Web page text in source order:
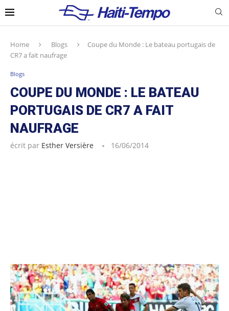
Home Blogs
Coupe du Monde : Le bateau portugais de
CR7 a fait naufrage
Blogs
COUPE DU MONDE : LE BATEAU
PORTUGAIS DE CR7 A FAIT
NAUFRAGE
écrit par Esther Versière 16/06/2014